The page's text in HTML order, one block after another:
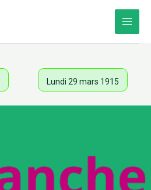
Lundi 29 mars 1915